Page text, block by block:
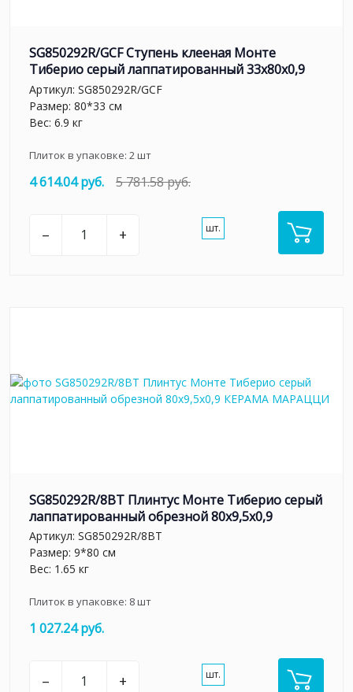
SG850292R/GCF Ступень клееная Монте
Тиберио серый лаппатированный 33x80x0,9
Артикул: SG850292R/GCF
Размер: 80*33 см
Вес: 6.9 кг
Плиток в упаковке: 2шт
4 614.04 руб. 5 781.58 руб.
– + шт.
SG850292R/8BT Плинтус Монте Тиберио серый
лаппатированный обрезной 80x9,5x0,9
Артикул: SG850292R/8BT
Размер: 9*80 см
Вес: 1.65 кг
Плиток в упаковке: 8шт
1 027.24 руб.
– + шт.